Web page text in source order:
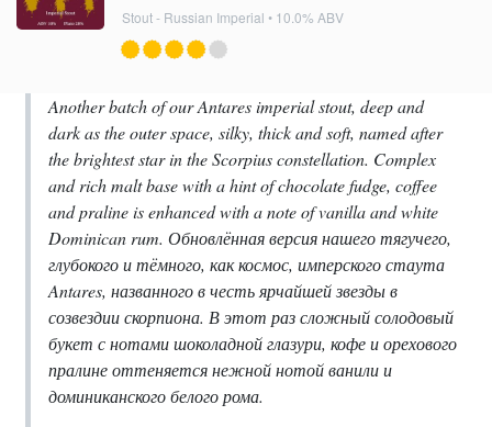
Stout - Russian Imperial • 10.0% ABV
Another batch of our Antares imperial stout, deep and
dark as the outer space, silky, thick and soft, named after
the brightest star in the Scorpius constellation. Complex
and rich malt base with a hint of chocolate fudge, coffee
and praline is enhanced with a note of vanilla and white
Dominican rum. Обновлённая версия нашего тягучего,
глубокого и тёмного, как космос, имперского стаута
Antares, названного в честь ярчайшей звезды в
созвездии скорпиона. В этот раз сложный солодовый
букет с нотами шоколадной глазури, кофе и орехового
пралине оттеняется нежной нотой ванили и
доминиканского белого рома.